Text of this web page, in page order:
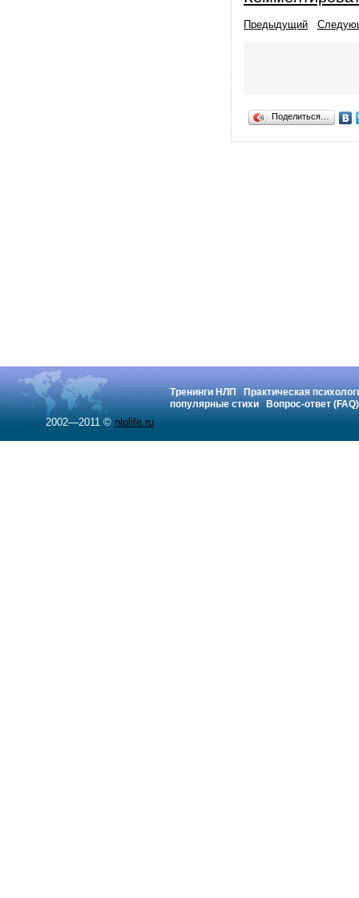
Предыдущий
Поделиться…
Тренинги НЛП
Практическая
популярные стихи
Вопрос-ответ (FAQ)
2002—2011 © nlplife.ru